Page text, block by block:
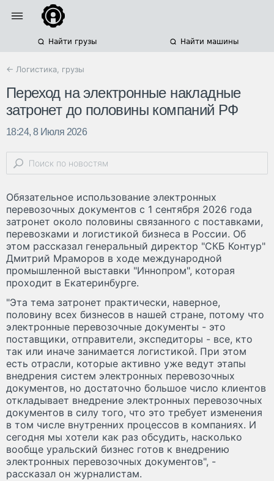
Найти грузы Найти машины
← Логистика, грузы
Переход на электронные накладные
затронет до половины компаний РФ
18:24, 8 Июля 2026
Обязательное использование электронных
перевозочных документов с 1 сентября 2026 года
затронет около половины связанного с поставками,
перевозками и логистикой бизнеса в России. Об
этом рассказал генеральный директор "СКБ Контур"
Дмитрий Мраморов в ходе международной
промышленной выставки "Иннопром", которая
проходит в Екатеринбурге.
"Эта тема затронет практически, наверное,
половину всех бизнесов в нашей стране, потому что
электронные перевозочные документы - это
поставщики, отправители, экспедиторы - все, кто
так или иначе занимается логистикой. При этом
есть отрасли, которые активно уже ведут этапы
внедрения систем электронных перевозочных
документов, но достаточно большое число клиентов
откладывает внедрение электронных перевозочных
документов в силу того, что это требует изменения
в том числе внутренних процессов в компаниях. И
сегодня мы хотели как раз обсудить, насколько
вообще уральский бизнес готов к внедрению
электронных перевозочных документов", -
рассказал он журналистам.